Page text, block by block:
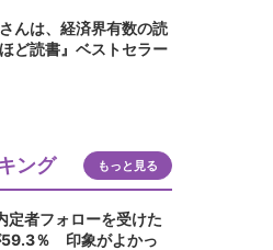
んは、経済界有数の読
ど読書』ベストセラー
ング もっと見る
定者フォローを受けた
59.3％ 印象がよかっ